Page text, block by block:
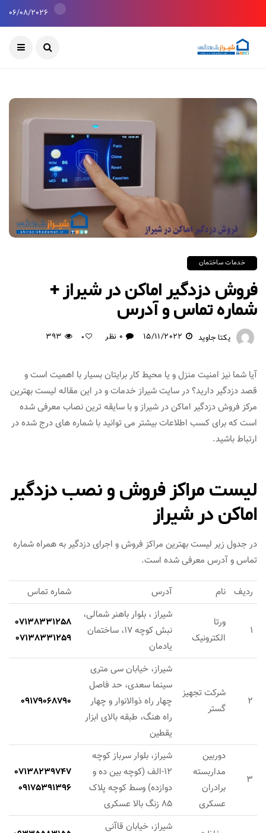
06/08/2026
خدمات ساختمان
فروش دزدگیر اماکن در شیراز +
شماره تماس و آدرس
یکتا جاوید 15/11/2022 0 نظر 0
393
آیا شما نیز امنیت منزل و یا محیط کار برایتان بسیار با اهمیت است و
قصد دزدگیر دارید؟ در سایت شیراز خدمات و در این مقاله لیست بهترین
مرکز فروش دزدگیر اماکن در شیراز و با سایقه ترین نصاب معرفی شده
است که برای کسب اطلاعات بیشتر می توانید با شماره های درج شده در
ارتباط باشید.
لیست مراکز فروش و نصب دزدگیر
اماکن در شیراز
در جدول زیر لیست بهترین مراکز فروش و اجرای دزدگیر به همراه شماره
تماس و آدرس معرفی شده است.
ردیف نام آدرس شماره تماس
1
ورتا
الکترونیک
شیراز ، بلوار باهنر شمالی،
نبش کوچه 17، ساختمان
یادمان
07138331258
07138331259
2
شرکت تجهیز
گستر
شیراز، خیابان سی متری
سینما سعدی، حد فاصل
چهار راه ذوالانوار و چهار
راه هنگ، طبقه بالای ابزار
یقطین
09179068790
3
دوربین
مداربسته
برادران
عسکری
شیراز، بلوار سرباز کوچه
12-الف (کوچه بین ده و
دوازده) وسط کوچه پلاک
85 زنگ بالا عسکری
07138239747
09175391396
شیراز، خیابان قاآنی